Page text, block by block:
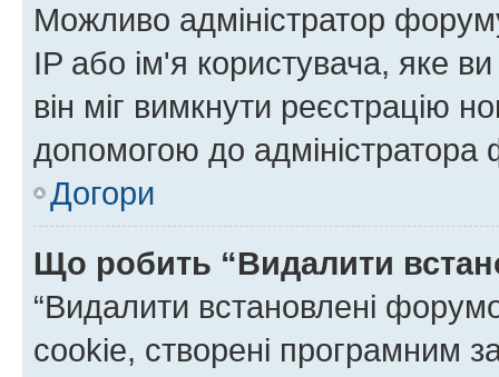
Можливо адміністратор
IP або ім'я користувача, яке
він міг вимкнути реєстрацію
допомогою до адміністратора
Догори
Що робить “Видалити
“Видалити встановлені
cookie, створені програмним